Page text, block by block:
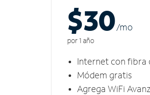
$30/mo
por 1 año
Internet con fibra
Módem gratis
Agrega WiFi